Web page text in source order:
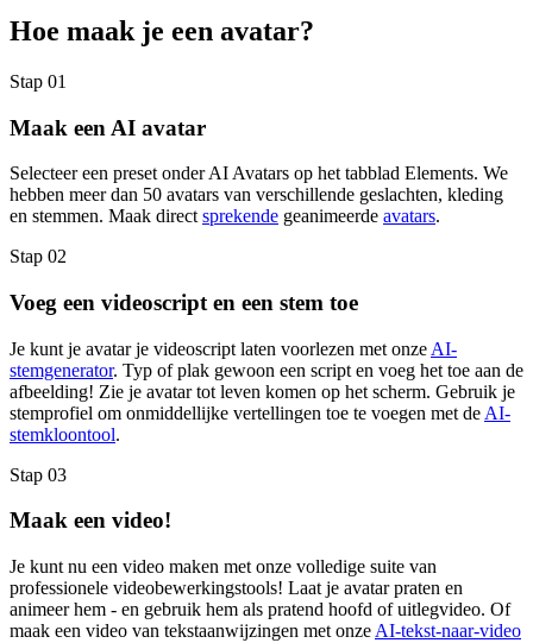
Hoe maak je een avatar?
Stap 01
Maak een AI avatar
Selecteer een preset onder AI Avatars op het tabblad Elements. We
hebben meer dan 50 avatars van verschillende geslachten, kleding
en stemmen. Maak direct sprekende geanimeerde avatars.
Stap 02
Voeg een videoscript en een stem toe
Je kunt je avatar je videoscript laten voorlezen met onze AI-
stemgenerator. Typ of plak gewoon een script en voeg het toe aan de
afbeelding! Zie je avatar tot leven komen op het scherm. Gebruik je
stemprofiel om onmiddellijke vertellingen toe te voegen met de AI-
stemkloontool.
Stap 03
Maak een video!
Je kunt nu een video maken met onze volledige suite van
professionele videobewerkingstools! Laat je avatar praten en
animeer hem - en gebruik hem als pratend hoofd of uitlegvideo. Of
maak een video van tekstaanwijzingen met onze AI-tekst-naar-video